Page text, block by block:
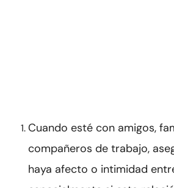
Cuando esté con amigos,
compañeros de trabajo,
haya afecto o intimidad